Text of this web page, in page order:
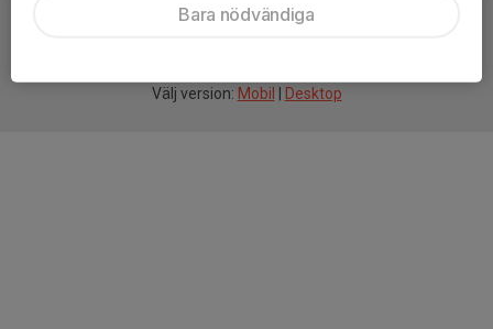
Välj version: Mobil Desktop
Bara nödvändiga